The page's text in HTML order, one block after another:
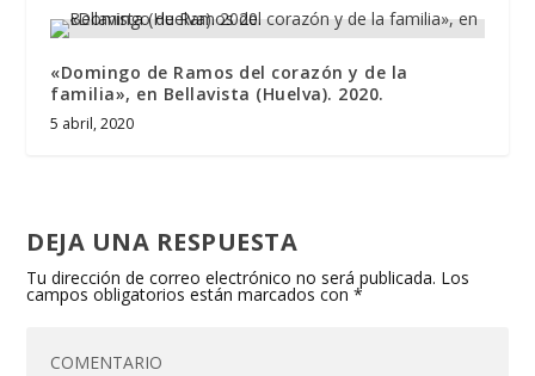
«Domingo de Ramos del corazón y de la
familia», en Bellavista (Huelva). 2020.
5 abril, 2020
DEJA UNA RESPUESTA
Tu dirección de correo electrónico no será publicada. Los
campos obligatorios están marcados con*